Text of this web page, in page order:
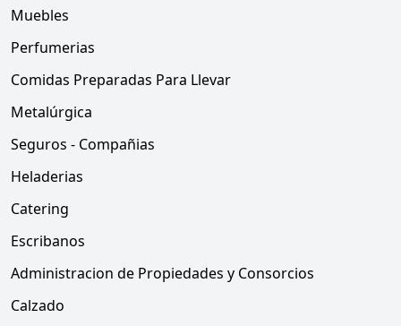
Muebles
Perfumerias
Comidas Preparadas Para Llevar
Metalúrgica
Seguros - Compañias
Heladerias
Catering
Escribanos
Administracion de Propiedades y Consorcios
Calzado